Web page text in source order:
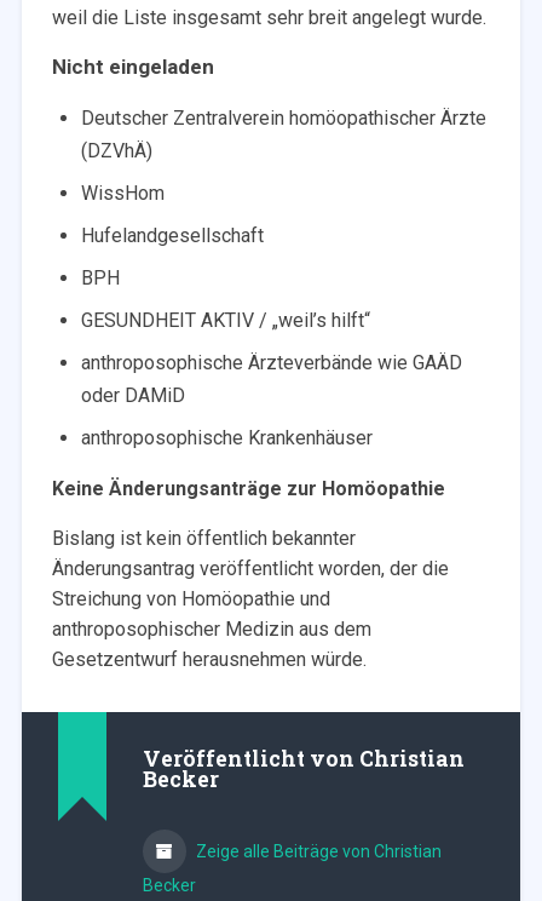
weil die Liste insgesamt sehr breit angelegt wurde.
Nicht eingeladen
Deutscher Zentralverein homöopathischer Ärzte
(DZVhÄ)
WissHom
Hufelandgesellschaft
BPH
GESUNDHEIT AKTIV / „weil’s hilft“
anthroposophische Ärzteverbände wie GAÄD
oder DAMiD
anthroposophische Krankenhäuser
Keine Änderungsanträge zur Homöopathie
Bislang ist kein öffentlich bekannter
Änderungsantrag veröffentlicht worden, der die
Streichung von Homöopathie und
anthroposophischer Medizin aus dem
Gesetzentwurf herausnehmen würde.
Veröffentlicht von Christian
Becker
Zeige alle Beiträge von Christian
Becker